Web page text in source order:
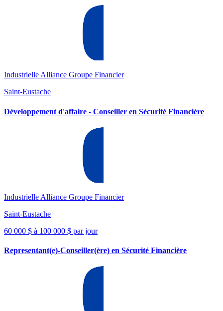
Industrielle Alliance Groupe Financier
Saint-Eustache
Développement d'affaire - Conseiller en Sécurité Financière
Industrielle Alliance Groupe Financier
Saint-Eustache
60 000 $ à 100 000 $ par jour
Representant(e)-Conseiller(ère) en Sécurité Financière